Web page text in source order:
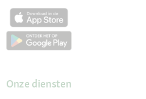
Onze diensten